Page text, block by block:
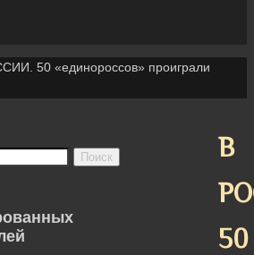
50 «единороссов» проиграли
В
50
Поиск